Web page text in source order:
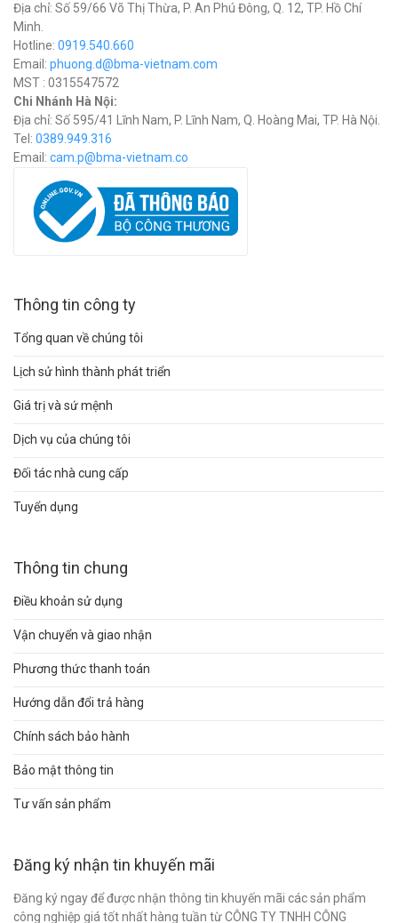
Địa chỉ: Số 59/66 Võ Thị Thừa, P. An Phú Đông, Q. 12, TP. Hồ Chí
Minh.
Hotline: 0919.540.660
Email: phuong.d@bma-vietnam.com
MST : 0315547572
Chi Nhánh Hà Nội:
Địa chỉ: Số 595/41 Lĩnh Nam, P. Lĩnh Nam, Q. Hoàng Mai, TP. Hà Nội.
Tel: 0389.949.316
Email: cam.p@bma-vietnam.co
Thông tin công ty
Tổng quan về chúng tôi
Lịch sử hình thành phát triển
Giá trị và sứ mệnh
Dịch vụ của chúng tôi
Đối tác nhà cung cấp
Tuyển dụng
Thông tin chung
Điều khoản sử dụng
Vận chuyển và giao nhận
Phương thức thanh toán
Hướng dẫn đổi trả hàng
Chính sách bảo hành
Bảo mật thông tin
Tư vấn sản phẩm
Đăng ký nhận tin khuyến mãi
Đăng ký ngay để được nhận thông tin khuyến mãi các sản phẩm
công nghiệp giá tốt nhất hàng tuần từ CÔNG TY TNHH CÔNG